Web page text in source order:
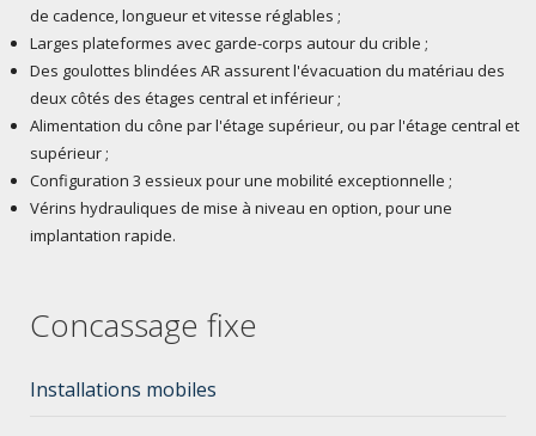
de cadence, longueur et vitesse réglables ;
Larges plateformes avec garde-corps autour du crible ;
Des goulottes blindées AR assurent l'évacuation du matériau des
deux côtés des étages central et inférieur ;
Alimentation du cône par l'étage supérieur, ou par l'étage central et
supérieur ;
Configuration 3 essieux pour une mobilité exceptionnelle ;
Vérins hydrauliques de mise à niveau en option, pour une
implantation rapide.
Concassage fixe
Installations mobiles